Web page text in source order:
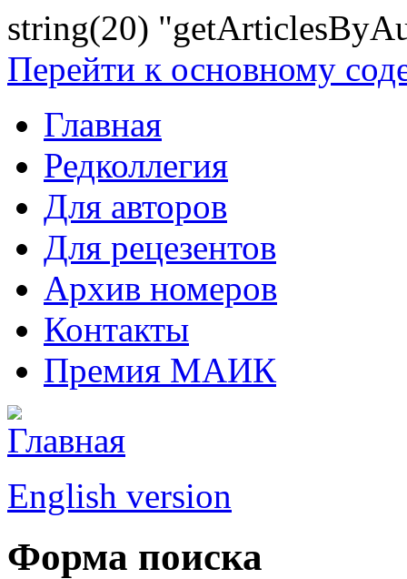
string(20)
Перейти к основному
Главная
Редколлегия
Для авторов
Для рецезентов
Архив номеров
Контакты
Премия МАИК
English version
Форма поиска